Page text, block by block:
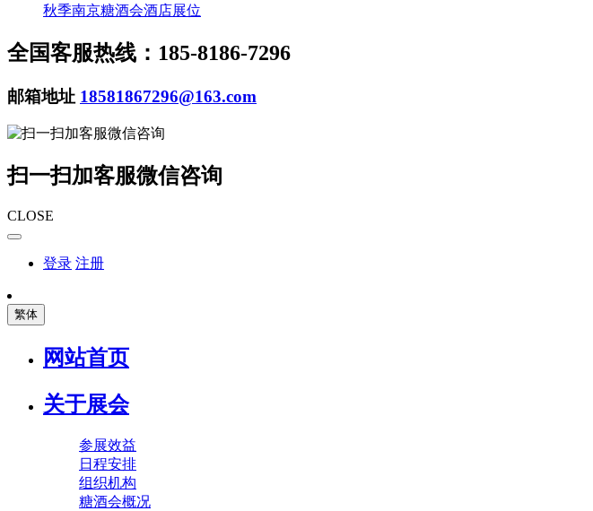
秋季南京糖酒会酒店展位
全国客服热线：185-8186-7296
邮箱地址 18581867296@163.com
扫一扫加客服微信咨询
CLOSE
登录 注册
繁体
网站首页
关于展会
参展效益
日程安排
组织机构
糖酒会概况